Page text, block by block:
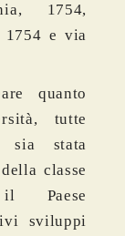
1754,
1754 e via
quanto
tutte
sia stata
classe
Paese
sviluppi